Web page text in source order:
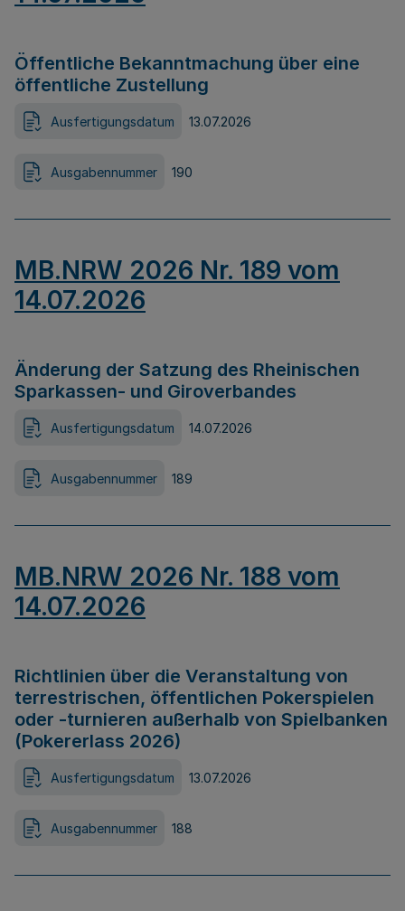
Öffentliche Bekanntmachung über eine
öffentliche Zustellung
Ausfertigungsdatum 13.07.2026
Ausgabennummer 190
MB.NRW 2026 Nr. 189 vom
14.07.2026
Änderung der Satzung des Rheinischen
Sparkassen- und Giroverbandes
Ausfertigungsdatum 14.07.2026
Ausgabennummer 189
MB.NRW 2026 Nr. 188 vom
14.07.2026
Richtlinien über die Veranstaltung von
terrestrischen, öffentlichen Pokerspielen
oder -turnieren außerhalb von Spielbanken
(Pokererlass 2026)
Ausfertigungsdatum 13.07.2026
Ausgabennummer 188